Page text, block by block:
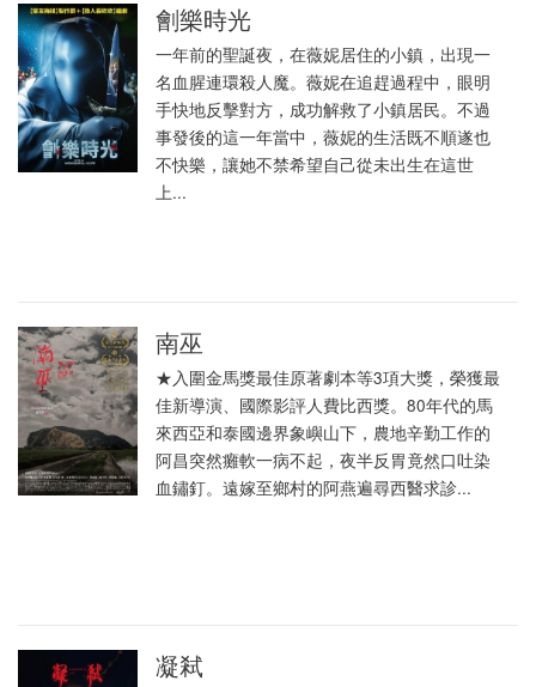
劊樂時光
一年前的聖誕夜，在薇妮居住的小鎮，出現一
名血腥連環殺人魔。薇妮在追趕過程中，眼明
手快地反擊對方，成功解救了小鎮居民。不過
事發後的這一年當中，薇妮的生活既不順遂也
不快樂，讓她不禁希望自己從未出生在這世
上...
南巫
★入圍金馬獎最佳原著劇本等3項大獎，榮獲最
佳新導演、國際影評人費比西獎。80年代的馬
來西亞和泰國邊界象嶼山下，農地辛勤工作的
阿昌突然癱軟一病不起，夜半反胃竟然口吐染
血鏽釘。遠嫁至鄉村的阿燕遍尋西醫求診...
凝弒